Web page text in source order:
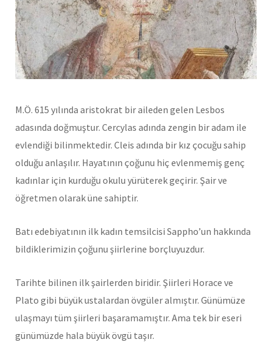
M.Ö. 615 yılında aristokrat bir aileden gelen Lesbos
adasında doğmuştur. Cercylas adında zengin bir adam ile
evlendiği bilinmektedir. Cleis adında bir kız çocuğu sahip
olduğu anlaşılır. Hayatının çoğunu hiç evlenmemiş genç
kadınlar için kurduğu okulu yürüterek geçirir. Şair ve
öğretmen olarak üne sahiptir.
Batı edebiyatının ilk kadın temsilcisi Sappho’un hakkında
bildiklerimizin çoğunu şiirlerine borçluyuzdur.
Tarihte bilinen ilk şairlerden biridir. Şiirleri Horace ve
Plato gibi büyük ustalardan övgüler almıştır. Günümüze
ulaşmayı tüm şiirleri başaramamıştır. Ama tek bir eseri
günümüzde hala büyük övgü taşır.